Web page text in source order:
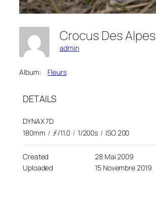
Crocus Des Alpes
admin
Album: Fleurs
DETAILS
DYNAX 7D
180mm / ƒ/11.0 / 1/200s / ISO 200
Created
28 Mai 2009
Uploaded
15 Novembre 2019